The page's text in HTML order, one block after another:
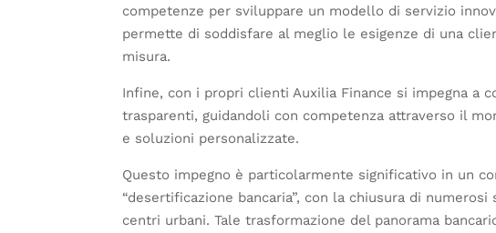
competenze per sviluppare un modello di servizio
permette di soddisfare al meglio le esigenze di una
misura.
Infine, con i propri clienti Auxilia Finance si impegna a
trasparenti, guidandoli con competenza attraverso il
e soluzioni personalizzate.
Questo impegno è particolarmente significativo in un
“desertificazione bancaria”, con la chiusura di
centri urbani. Tale trasformazione del panorama